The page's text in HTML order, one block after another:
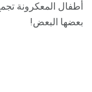
أطفال المعكرونة
بعضها البعض!